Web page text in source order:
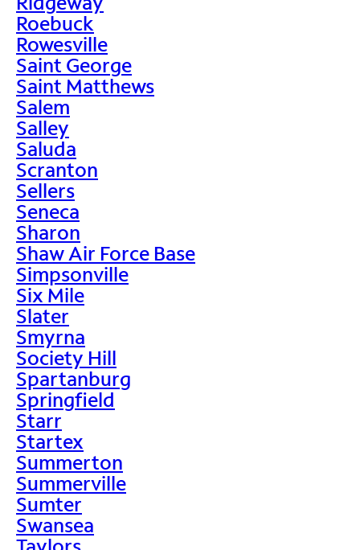
Roebuck
Rowesville
Saint George
Saint Matthews
Salem
Salley
Saluda
Scranton
Sellers
Seneca
Sharon
Shaw Air Force Base
Simpsonville
Six Mile
Slater
Smyrna
Society Hill
Spartanburg
Springfield
Starr
Startex
Summerton
Summerville
Sumter
Swansea